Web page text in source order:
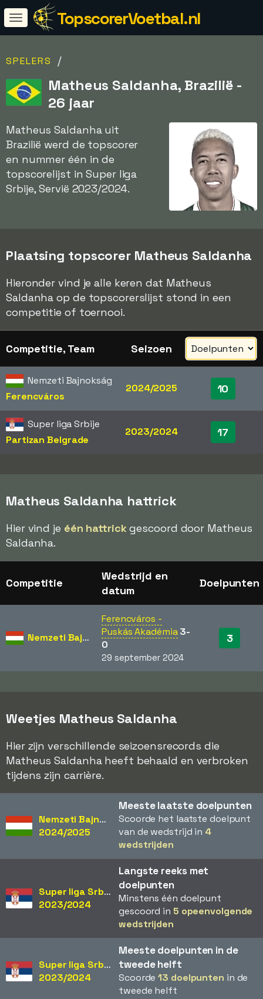
TopscorerVoetbal.nl
SPELERS /
Matheus Saldanha, Brazilië -
26 jaar
Matheus Saldanha uit
Brazilië werd de topscorer
en nummer één in de
topscorelijst in Super liga
Srbije, Servië 2023/2024.
Plaatsing topscorer Matheus Saldanha
Hieronder vind je alle keren dat Matheus
Saldanha op de topscorerslijst stond in een
competitie of toernooi.
Competitie, Team Seizoen
Nemzeti Bajnokság
Ferencváros
2024/2025 10
Super liga Srbije
Partizan Belgrade
2023/2024 17
Matheus Saldanha hattrick
Hier vind je één hattrickgescoord door Matheus
Saldanha.
Competitie
Wedstrijd en
datum
Doelpunten
Nemzeti Bajnokság
Ferencváros -
Puskás Akadémia 3-
0
29 september 2024
3
Weetjes Matheus Saldanha
Hier zijn verschillende seizoensrecords die
Matheus Saldanha heeft behaald en verbroken
tijdens zijn carrière.
Nemzeti Bajnokság
2024/2025
Meeste laatste doelpunten
Scoorde het laatste doelpunt
van de wedstrijd in 4
wedstrijden
Super liga Srbije
2023/2024
Langste reeks met
doelpunten
Minstens één doelpunt
gescoord in 5 opeenvolgende
wedstrijden
Super liga Srbije
2023/2024
Meeste doelpunten in de
tweede helft
Scoorde13 doelpunten in de
tweede helft